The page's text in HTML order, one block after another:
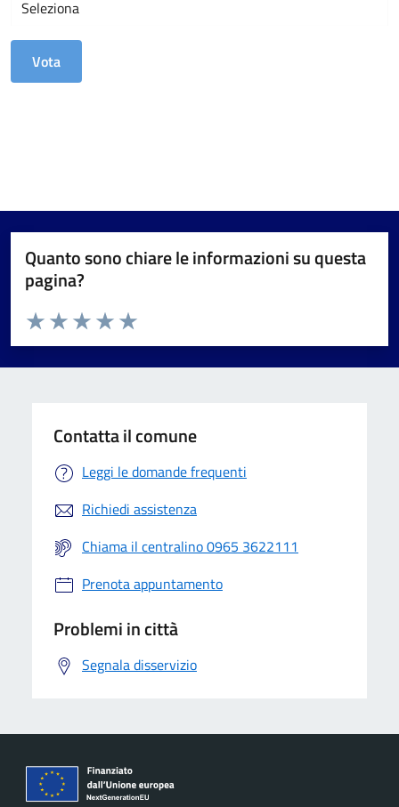
Quanto sono chiare le informazioni su questa
pagina?
Valuta da 1 a 5 stelle la pagina
Valuta 5 stelle su 5
Valuta 4 stelle su 5
Valuta 3 stelle su 5
Valuta 2 stelle su 5
Valuta 1 stelle su 5
Contatta il comune
Leggi le domande frequenti
Richiedi assistenza
Chiama il centralino 0965 3622111
Prenota appuntamento
Problemi in città
Segnala disservizio